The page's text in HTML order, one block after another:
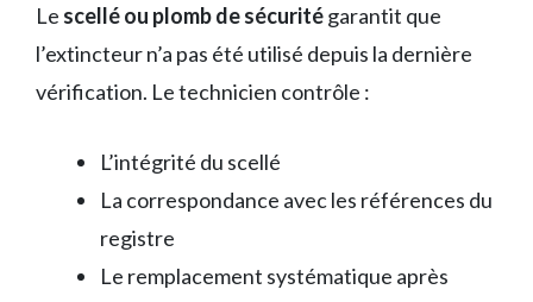
Le scellé ou plomb de sécuritégarantit que
l’extincteur n’a pas été utilisé depuis la dernière
vérification. Le technicien contrôle :
L’intégrité du scellé
La correspondance avec les références du
registre
Le remplacement systématique après